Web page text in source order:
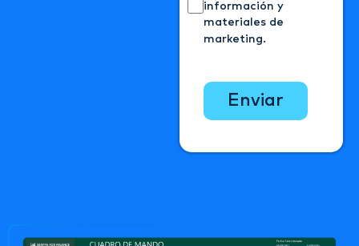
información y
materiales de
marketing.
enviar